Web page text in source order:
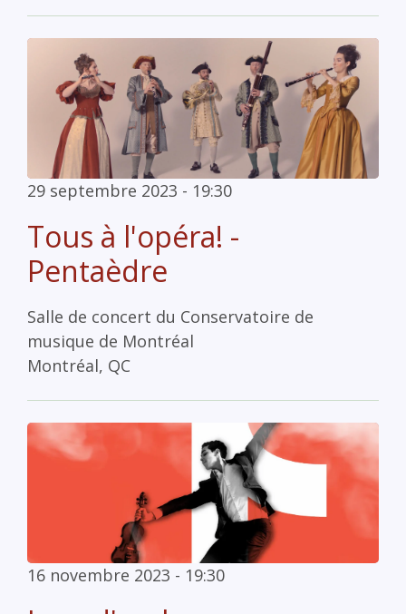
29 septembre 2023 - 19:30
Tous à l'opéra! -
Pentaèdre
Salle de concert du Conservatoire de
musique de Montréal
Montréal, QC
16 novembre 2023 - 19:30